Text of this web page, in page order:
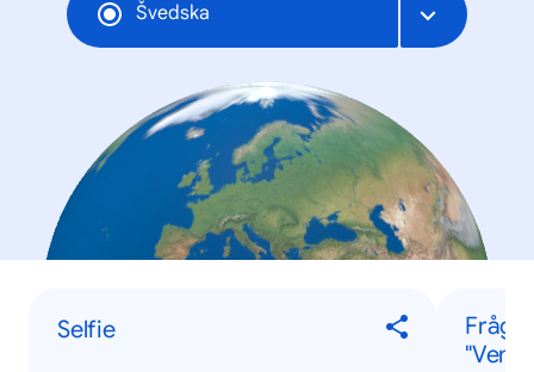
Švedska
Selfie